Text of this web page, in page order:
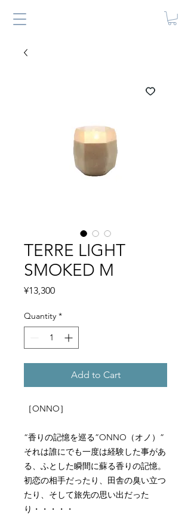
TERRE LIGHT
SMOKED M
¥13,300Price
Quantity *
Add to Cart
［ONNO］
“香りの記憶を巡る”ONNO（オノ）”
それは誰にでも一度は経験した事があ
る、ふとした瞬間に蘇る香りの記憶。
初恋の相手だったり、田舎の臭い立つ
たり、そして旅先の思い出だった
り・・・・・